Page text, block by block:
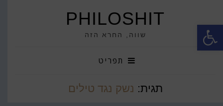
פתח סרגל נגישות PHILOSHIT
שווה, החרא הזה
תפריט
תגית: נשק נגד טילים